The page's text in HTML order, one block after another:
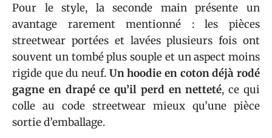
Pour le style, la seconde main présente un
avantage rarement mentionné : les pièces
streetwear portées et lavées plusieurs fois ont
souvent un tombé plus souple et un aspect moins
rigide que du neuf. Un hoodie en coton déjà rodé
gagne en drapé ce qu’il perd en netteté, ce qui
colle au code streetwear mieux qu’une pièce
sortie d’emballage.